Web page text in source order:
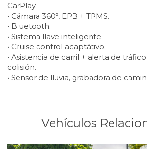
CarPlay.
• Cámara 360°, EPB + TPMS.
• Bluetooth.
• Sistema llave inteligente
• Cruise control adaptátivo.
• Asistencia de carril + alerta de
colisión.
• Sensor de lluvia, grabadora de
Vehículos